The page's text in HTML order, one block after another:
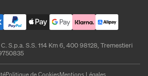
S.p.a. S.S. 114 Km 6, 400 98128, Tremestieri
Politique de CookiesMentions Légales